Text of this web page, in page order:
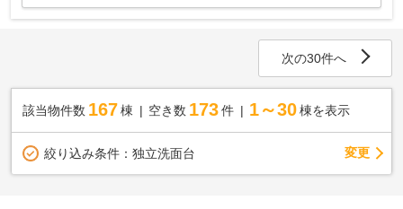
次の30件へ
該当物件数 167棟 空き数 173 件 1～30 棟を表示
絞り込み条件： 独立洗面台 変更